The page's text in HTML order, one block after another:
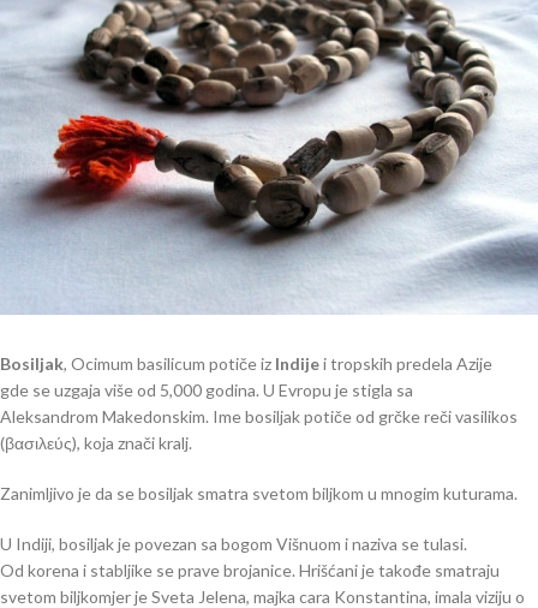
Bosiljak, Ocimum basilicum potiče iz Indijei tropskih predela Azije
gde se uzgaja više od 5,000 godina. U Evropu je stigla sa
Aleksandrom Makedonskim. Ime bosiljak potiče od grčke reči vasilikos
(βασιλεύς), koja znači kralj.
Zanimljivo je da se bosiljak smatra svetom biljkom u mnogim kuturama.
U Indiji, bosiljak je povezan sa bogom Višnuom i naziva se tulasi.
Od korena i stabljike se prave brojanice. Hrišćani je takođe smatraju
svetom biljkomjer je Sveta Jelena, majka cara Konstantina, imala viziju o